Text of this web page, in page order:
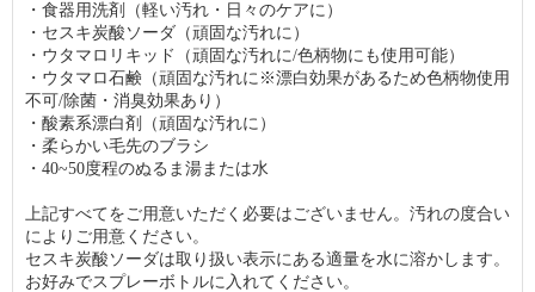
・食器用洗剤（軽い汚れ・日々のケアに）
・セスキ炭酸ソーダ（頑固な汚れに）
・ウタマロリキッド（頑固な汚れに/色柄物にも使用可能）
・ウタマロ石鹸（頑固な汚れに※漂白効果があるため色柄物使用
不可/除菌・消臭効果あり）
・酸素系漂白剤（頑固な汚れに）
・柔らかい毛先のブラシ
・40~50度程のぬるま湯または水
上記すべてをご用意いただく必要はございません。汚れの度合い
によりご用意ください。
セスキ炭酸ソーダは取り扱い表示にある適量を水に溶かします。
お好みでスプレーボトルに入れてください。